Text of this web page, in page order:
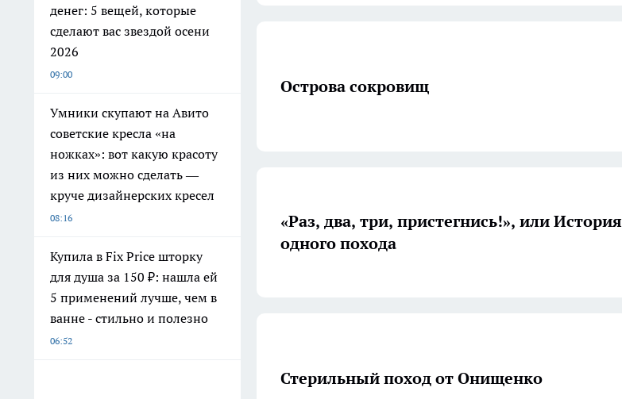
денег: 5 вещей, которые
сделают вас звездой осени
2026
09:00
Умники скупают на Авито
советские кресла «на
ножках»: вот какую красоту
из них можно сделать —
круче дизайнерских кресел
08:16
Купила в Fix Price шторку
для душа за 150 ₽: нашла ей
5 применений лучше, чем в
ванне - стильно и полезно
06:52
Острова сокровищ
«Раз, два, три, пристегнись!», или История
одного похода
Стерильный поход от Онищенко